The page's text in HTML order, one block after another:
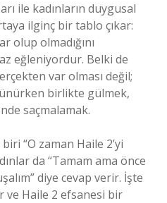
ile kadınların duygusal
ilginç bir tablo çıkar:
olup olmadığını
eğleniyordur. Belki de
var olması değil;
birlikte gülmek,
saçmalamak.
“O zaman Haile 2’yi
da “Tamam ama önce
diye cevap verir. İşte
ve Haile 2 efsanesi bir